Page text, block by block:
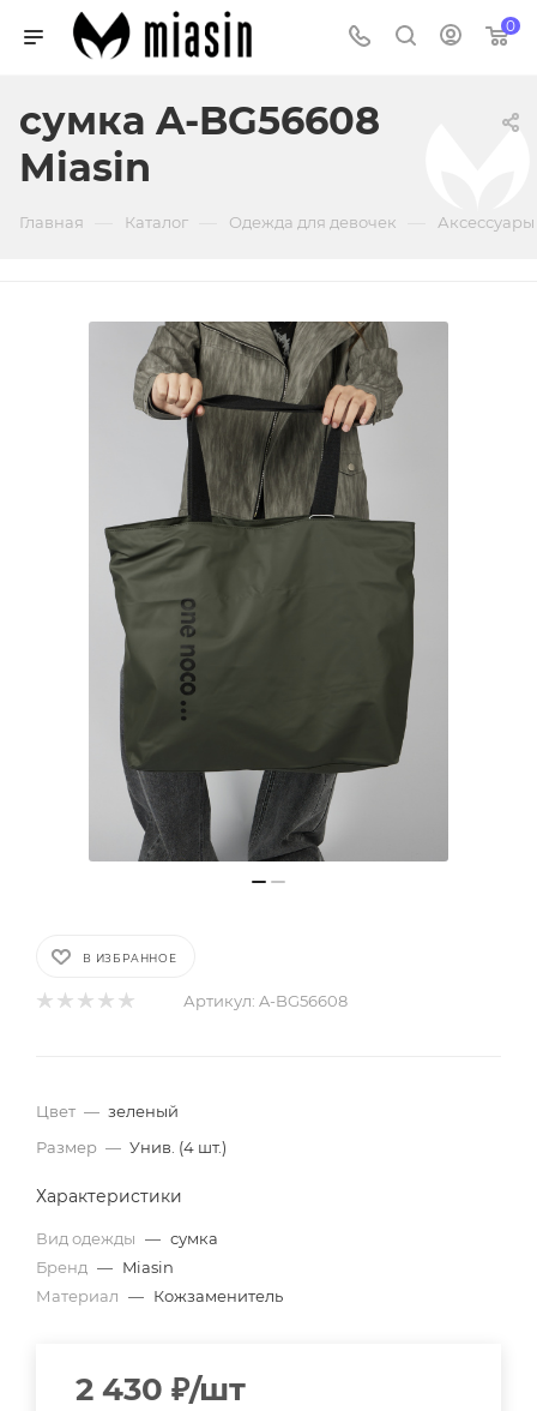
0
сумка A-BG56608
Miasin
Главная Каталог Одежда для девочек
В ИЗБРАННОЕ
Артикул: A-BG56608
Цвет — зеленый
Размер — Унив. (4 шт.)
Характеристики
Вид одежды — сумка
Бренд — Miasin
Материал — Кожзаменитель
2 430 ₽/шт